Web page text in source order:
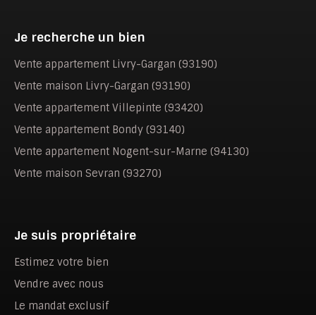
Je recherche un bien
Vente appartement Livry-Gargan (93190)
Vente maison Livry-Gargan (93190)
Vente appartement Villepinte (93420)
Vente appartement Bondy (93140)
Vente appartement Nogent-sur-Marne (94130)
Vente maison Sevran (93270)
Je suis propriétaire
Estimez votre bien
Vendre avec nous
Le mandat exclusif